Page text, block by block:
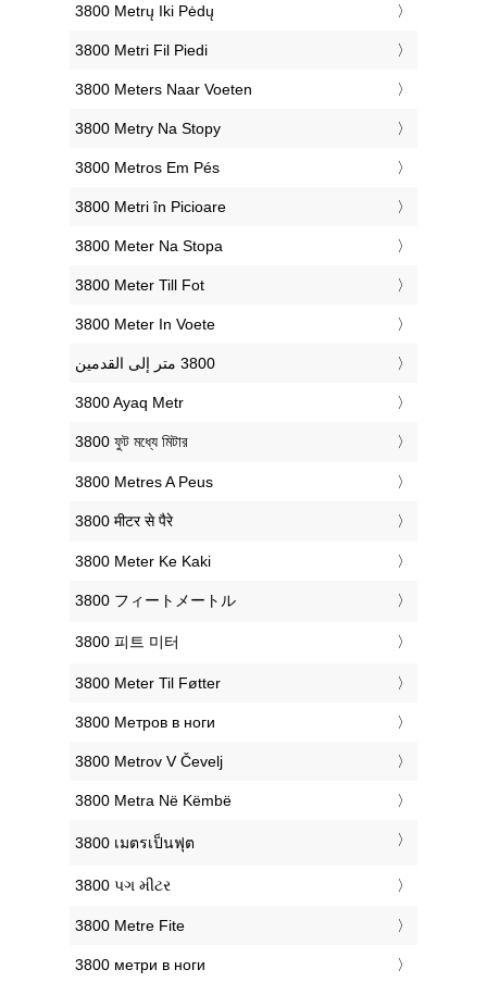
‎3800 Metrų Iki Pėdų
‎3800 Metri Fil Piedi
‎3800 Meters Naar Voeten
‎3800 Metry Na Stopy
‎3800 Metros Em Pés
‎3800 Metri în Picioare
‎3800 Meter Na Stopa
‎3800 Meter Till Fot
‎3800 Meter In Voete
‎3800 Ayaq Metr
‎3800 ফুট মধ্যে মিটার
‎3800 Metres A Peus
‎3800 मीटर से पैरे
‎3800 Meter Ke Kaki
‎3800 フィートメートル
‎3800 피트 미터
‎3800 Meter Til Føtter
‎3800 Метров в ноги
‎3800 Metrov V Čevelj
‎3800 Metra Në Këmbë
‎3800 เมตรเป็นฟุต
‎3800 પગ મીટર
‎3800 Metre Fite
‎3800 метри в ноги